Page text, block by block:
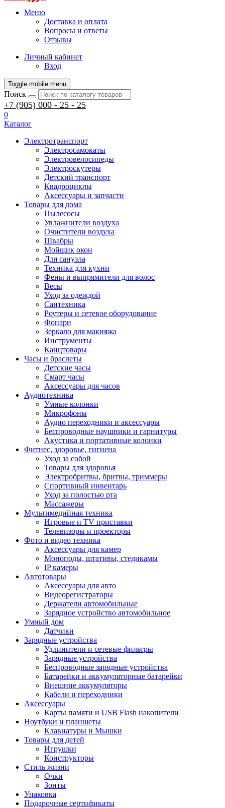
Меню
Доставка и оплата
Вопросы и ответы
Отзывы
Личный кабинет
Вход
Toggle mobile menu
Поиск
+7 (905) 000 - 25 - 25
0
Каталог
Электротранспорт
Электросамокаты
Электровелосипеды
Электроскутеры
Детский транспорт
Квадроциклы
Аксессуары и запчасти
Товары для дома
Пылесосы
Увлажнители воздуха
Очистители воздуха
Швабры
Мойщик окон
Для санузла
Техника для кухни
Фены и выпрямители для волос
Весы
Уход за одеждой
Сантехника
Роутеры и сетевое оборудование
Фонари
Зеркало для макияжа
Инструменты
Канцтовары
Часы и браслеты
Детские часы
Смарт часы
Аксессуары для часов
Аудиотехника
Умные колонки
Микрофоны
Аудио переходники и аксессуары
Беспроводные наушники и гарнитуры
Акустика и портативные колонки
Фитнес, здоровье, гигиена
Уход за собой
Товары для здоровья
Электробритвы, бритвы, триммеры
Спортивный инвентарь
Уход за полостью рта
Массажеры
Мультимедийная техника
Игровые и TV приставки
Телевизоры и проекторы
Фото и видео техника
Аксессуары для камер
Моноподы, штативы, стедикамы
IP камеры
Автотовары
Аксессуары для авто
Видеорегистраторы
Держатели автомобильные
Зарядное устройство автомобильное
Умный дом
Датчики
Зарядные устройства
Удлинители и сетевые фильтры
Зарядные устройства
Беспроводные зарядные устройства
Батарейки и аккумуляторные батарейки
Внешние аккумуляторы
Кабели и переходники
Аксессуары
Карты памяти и USB Flash накопители
Ноутбуки и планшеты
Клавиатуры и Мышки
Товары для детей
Игрушки
Конструкторы
Стиль жизни
Очки
Зонты
Упаковка
Подарочные сертификаты